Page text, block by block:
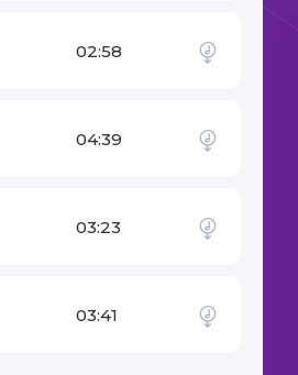
02:58
04:39
03:23
03:41